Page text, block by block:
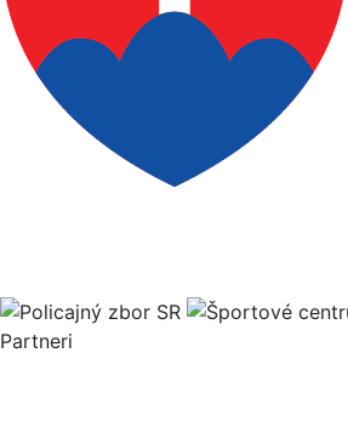
Partneri